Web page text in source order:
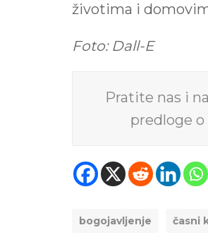
životima i
Foto: Dall-E
Pratite nas i
predloge
bogojavljenje časni